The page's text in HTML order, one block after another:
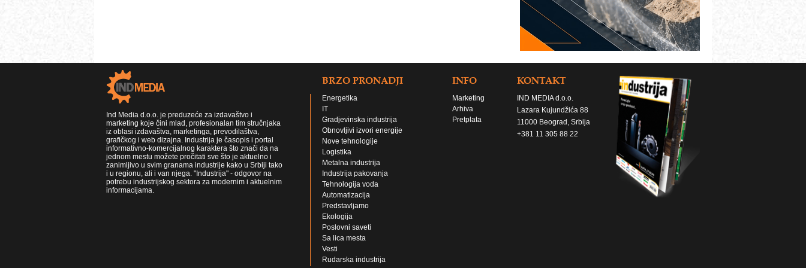
Ind Media d.o.o. je preduzeće za izdavaštvo i
marketing koje čini mlad, profesionalan tim stručnjaka
iz oblasi izdavaštva, marketinga, prevodilaštva,
grafičkog i web dizajna. Industrija je časopis i portal
informativno-komercijalnog karaktera što znači da na
jednom mestu možete pročitati sve što je aktuelno i
zanimljivo u svim granama industrije kako u Srbiji tako
i u regionu, ali i van njega. "Industrija" - odgovor na
potrebu industrijskog sektora za modernim i aktuelnim
informacijama.
BRZO PRONADJI
Energetika
IT
Gradjevinska industrija
Obnovljivi izvori energije
Nove tehnologije
Logistika
Metalna industrija
Industrija pakovanja
Tehnologija voda
Automatizacija
Predstavljamo
Ekologija
Poslovni saveti
Sa lica mesta
Vesti
Rudarska industrija
INFO
Marketing
Arhiva
Pretplata
KONTAKT
IND MEDIA d.o.o.
Lazara Kujundžića 88
11000 Beograd, Srbija
+381 11 305 88 22